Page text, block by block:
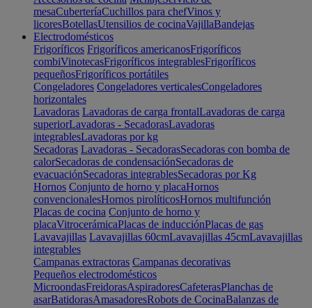
mesaCuberteríaCuchillos para chefVinos y
licoresBotellasUtensilios de cocinaVajillaBandejas
Electrodomésticos
Frigoríficos Frigoríficos americanosFrigoríficos
combiVinotecasFrigoríficos integrablesFrigoríficos
pequeñosFrigoríficos portátiles
Congeladores Congeladores verticalesCongeladores
horizontales
Lavadoras Lavadoras de carga frontalLavadoras de carga
superiorLavadoras - SecadorasLavadoras
integrablesLavadoras por kg
Secadoras Lavadoras - SecadorasSecadoras con bomba de
calorSecadoras de condensaciónSecadoras de
evacuaciónSecadoras integrablesSecadoras por Kg
Hornos Conjunto de horno y placaHornos
convencionalesHornos pirolíticosHornos multifunción
Placas de cocina Conjunto de horno y
placaVitrocerámicaPlacas de inducciónPlacas de gas
Lavavajillas Lavavajillas 60cmLavavajillas 45cmLavavajillas
integrables
Campanas extractoras Campanas decorativas
Pequeños electrodomésticos
MicroondasFreidorasAspiradoresCafeterasPlanchas de
asarBatidorasAmasadoresRobots de CocinaBalanzas de